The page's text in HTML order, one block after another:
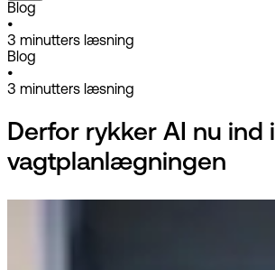
Blog
•
3 minutters læsning
Blog
•
3 minutters læsning
Derfor rykker AI nu ind i
vagtplanlægningen